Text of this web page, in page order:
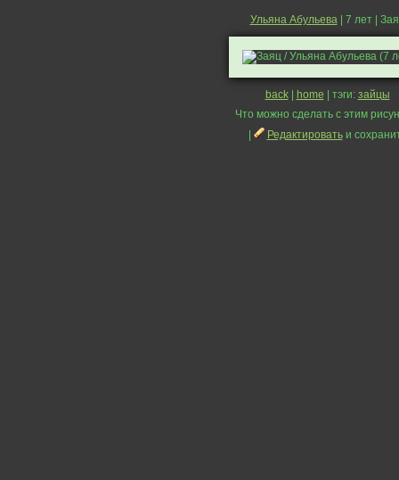
Ульяна Абульева| 7 лет |
back| home | тэги: зайцы
Что можно сделать с этим
Редактироватьи